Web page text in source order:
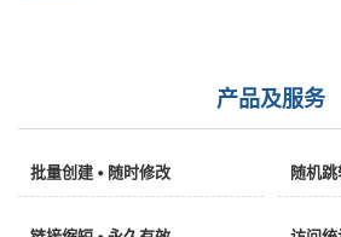
产品及服务
批量创建 • 随时修改 随机